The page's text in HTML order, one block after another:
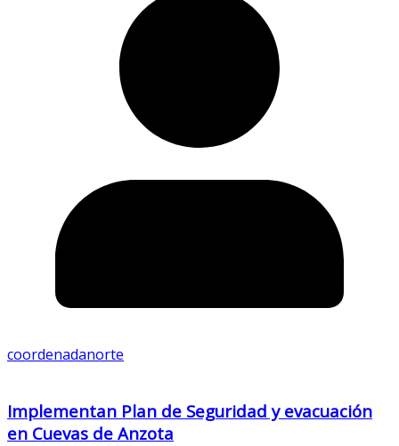
coordenadanorte
Implementan Plan de Seguridad y evacuación
en Cuevas de Anzota